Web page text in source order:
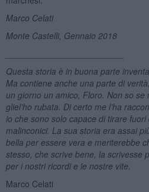
Marco Celati
Monte Castelli, Gennaio 2018
Questa storia è in buona parte
Ma contiene anche una parte di verità
un giorno un amico, Floro. Non so se
gliel’ho rubata. Di certo me l’ha
io che sono solo capace di tirare
malinconici. La sua storia era assai
bella per essere vera e meriterebbe
stesso, che scrive bene, la scrivesse
per i nostri ricordi e le nostre vite.
Marco Celati